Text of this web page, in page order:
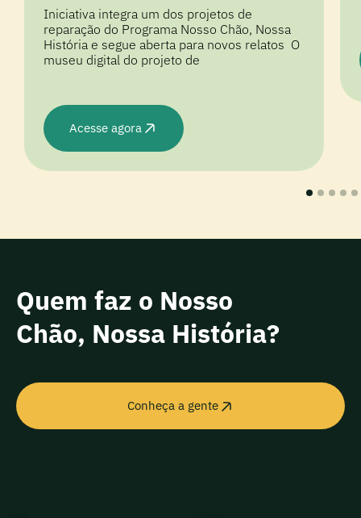
Iniciativa integra um dos projetos de
reparação do Programa Nosso Chão, Nossa
História e segue aberta para novos relatos O
museu digital do projeto de
Acesse agora
Quem faz o Nosso
Chão, Nossa História?
Conheça a gente